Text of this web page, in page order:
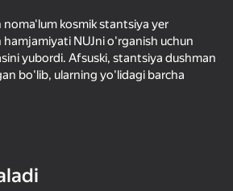
kosmik stantsiya yer
NUJni o'rganish uchun
yubordi. Afsuski, stantsiya dushman
bo'lib, ularning yo'lidagi barcha
to'dasi bilan kurashishingiz va aqlli
va stantsiyani yo'q qilish, erni